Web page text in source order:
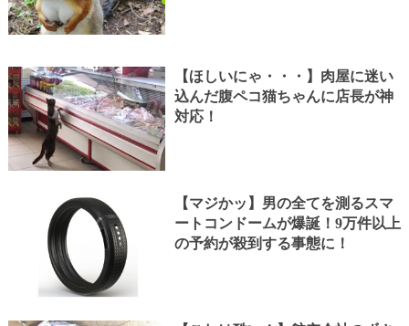
【ほしいにゃ・・・】肉屋に迷い
込んだ腹ペコ猫ちゃんに店長が神
対応！
【マジかッ】男の全てを測るスマ
ートコンドームが爆誕！9万件以上
の予約が殺到する事態に！